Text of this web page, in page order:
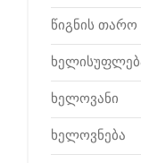
წიგნის თარო
ხელოვანი
ხელოვნება